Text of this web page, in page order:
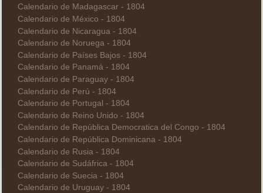
Calendario de Madagascar - 1804
Calendario de México - 1804
Calendario de Nicaragua - 1804
Calendario de Noruega - 1804
Calendario de Países Bajos - 1804
Calendario de Panamá - 1804
Calendario de Paraguay - 1804
Calendario de Perú - 1804
Calendario de Portugal - 1804
Calendario de Reino Unido - 1804
Calendario de República Democratica del Congo - 1804
Calendario de República Dominicana - 1804
Calendario de Rusia - 1804
Calendario de Sudáfrica - 1804
Calendario de Suecia - 1804
Calendario de Uruguay - 1804